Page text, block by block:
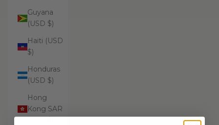
Guyana
(USD $)
Haiti (USD
$)
Honduras
(USD $)
Hong
Kong SAR